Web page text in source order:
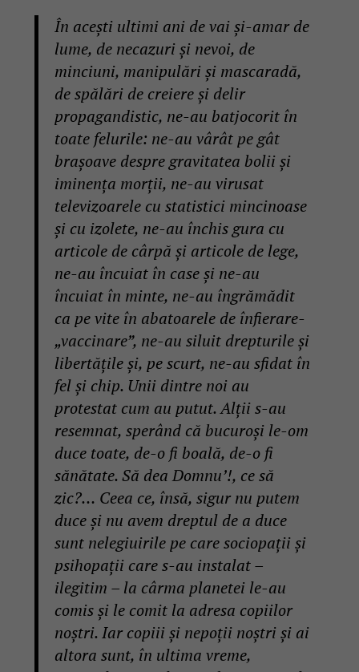
În acești ultimi ani de vai și-amar de
lume, de necazuri și nevoi, de
minciuni, manipulări și mascaradă,
de spălări de creiere și delir
propagandistic, ne-au batjocorit în
toate felurile: ne-au vârât pe gât
brașoave despre gravitatea bolii și
iminența morții, ne-au virusat
televizoarele cu statistici mincinoase
și cu izolete, ne-au închis gura cu
articole de cârpă și articole de lege,
ne-au încuiat în case și ne-au
încuiat în minte, ne-au îngrămădit
ca pe vite în abatoarele de înfierare-
„vaccinare”, ne-au siluit drepturile și
libertățile și, pe scurt, ne-au sfidat în
fel și chip. Unii dintre noi au
protestat cum au putut. Alții s-au
resemnat, sperând că bucuroși le-om
duce toate, de-o fi boală, de-o fi
sănătate. Să dea Domnu’!, ce să
zic?… Ceea ce, însă, sigur nu putem
duce și nu avem dreptul de a duce
sunt nelegiuirile pe care sociopații și
psihopații care s-au instalat –
ilegitim – la cârma planetei le-au
comis și le comit la adresa copiilor
noștri. Iar copiii și nepoții noștri și ai
altora sunt, în ultima vreme,